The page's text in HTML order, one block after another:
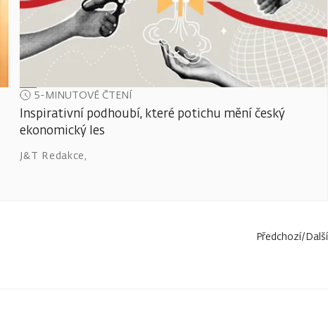
5-MINUTOVÉ ČTENÍ
Inspirativní podhoubí, které potichu mění český
ekonomický les
J&T Redakce,
Předchozí/Další